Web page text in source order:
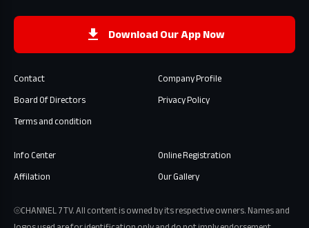
Download Our App Now
Contact
Company Profile
Board Of Directors
Privacy Policy
Terms and condition
Info Center
Online Registration
Affilation
Our Gallery
⦾CHANNEL 7 TV. All content is owned by its respective owners. Names and